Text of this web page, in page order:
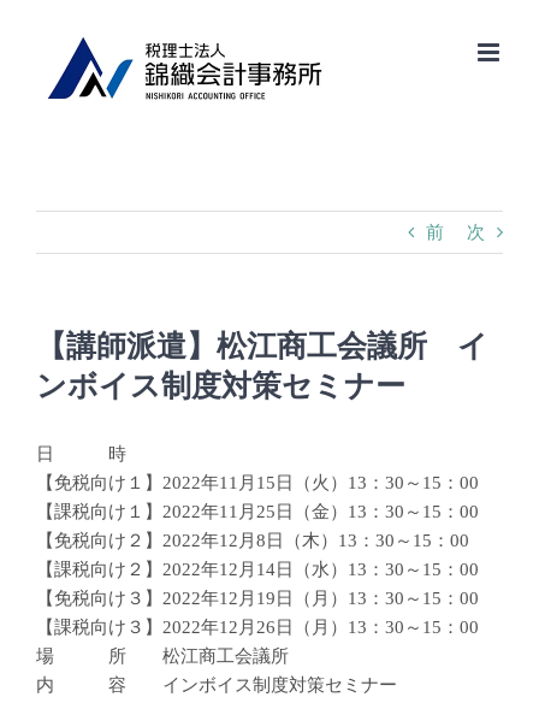
前 次
【講師派遣】松江商工会議所 イ
ンボイス制度対策セミナー
日 時
【免税向け１】2022年11月15日（火）13：30～15：00
【課税向け１】2022年11月25日（金）13：30～15：00
【免税向け２】2022年12月8日（木）13：30～15：00
【課税向け２】2022年12月14日（水）13：30～15：00
【免税向け３】2022年12月19日（月）13：30～15：00
【課税向け３】2022年12月26日（月）13：30～15：00
場 所 松江商工会議所
内 容 インボイス制度対策セミナー